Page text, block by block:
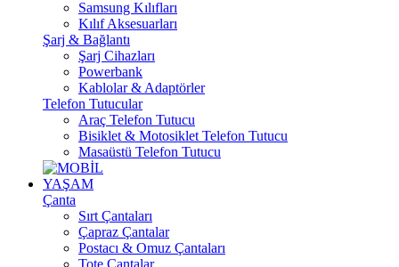
Samsung Kılıfları
Kılıf Aksesuarları
Şarj & Bağlantı
Şarj Cihazları
Powerbank
Kablolar & Adaptörler
Telefon Tutucular
Araç Telefon Tutucu
Bisiklet & Motosiklet Telefon Tutucu
Masaüstü Telefon Tutucu
YAŞAM
Çanta
Sırt Çantaları
Çapraz Çantalar
Postacı & Omuz Çantaları
Tote Çantalar